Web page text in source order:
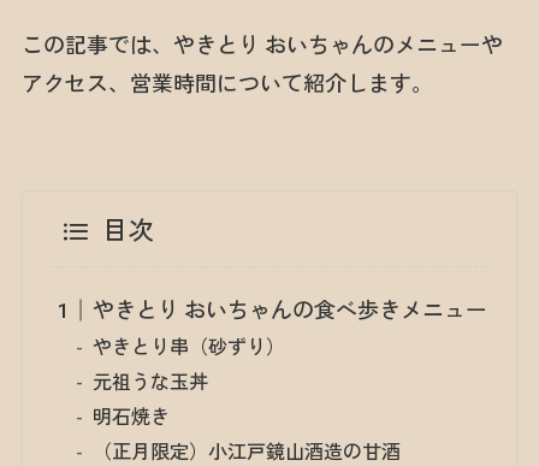
この記事では、やきとり おいちゃんのメニューや
アクセス、営業時間について紹介します。
目次
やきとり おいちゃんの食べ歩きメニュー
やきとり串（砂ずり）
元祖うな玉丼
明石焼き
（正月限定）小江戸鏡山酒造の甘酒